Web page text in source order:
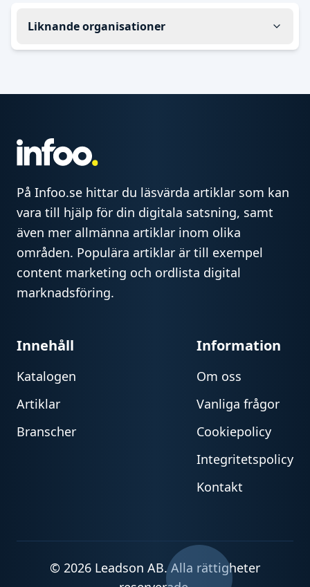
Liknande organisationer
På Infoo.se hittar du läsvärda artiklar som kan
vara till hjälp för din digitala satsning, samt
även mer allmänna artiklar inom olika
områden. Populära artiklar är till exempel
content marketing och ordlista digital
marknadsföring.
Innehåll
Katalogen
Artiklar
Branscher
Information
Om oss
Vanliga frågor
Cookiepolicy
Integritetspolicy
Kontakt
© 2026 Leadson AB. Alla rättigheter